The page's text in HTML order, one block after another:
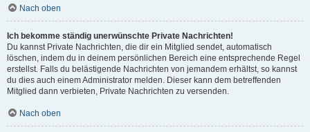
Nach oben
Ich bekomme ständig unerwünschte Private Nachrichten!
Du kannst Private Nachrichten, die dir ein Mitglied sendet, automatisch
löschen, indem du in deinem persönlichen Bereich eine entsprechende Regel
erstellst. Falls du belästigende Nachrichten von jemandem erhältst, so kannst
du dies auch einem Administrator melden. Dieser kann dem betreffenden
Mitglied dann verbieten, Private Nachrichten zu versenden.
Nach oben